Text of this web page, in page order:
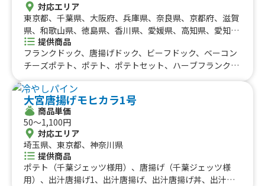
個) 、ミックス 4個入弁当(塩、醤油各2個) 、学割ミックス
弁当、学生限定ご飯大盛無料 メガ盛50円引、学生限定お
弁当全品50円引き、ポテからセット、ポテトフライ、ポテ
トフライ大盛り、チーズボール4個入、パイナップルナタ
デココフレッシュジュース、キウイフルーツナタデココフ
シュジュース、ストロベリーナタデココフレッシュジュー
ス、レモンナタデココフレッシュジュース、ピンクグレー
プフルーツナタデココフレッシュジュース、パイン&パッ
ション&マンゴーナタデココフレッシュジュース、パイナ
ップル&パッションナタデココフレッシュジュース、かき
氷いちご、かき氷メロン、かき氷ブルーハワイ、かき氷抹
茶、かき氷マンゴー、かき氷エメラルドパイン、生ビー
ル、レモンサワー
対応エリア
東京都、千葉県、大阪府、兵庫県、奈良県、京都府、滋賀
県、和歌山県、徳島県、香川県、愛媛県、高知県、愛知
県、岐阜県、北海道、神奈川県、埼玉県、栃木県、静岡
県、三重県、広島県、福岡県、長崎県、茨城県、群馬県、
山梨県、新潟県、富山県、石川県、福井県、長野県、鳥取
宮崎県、鹿児島県
提供商品
フランクドック、唐揚げドック、ビーフドック、ベーコン
チーズポテト、ポテト、ポテトセット、ハーブフランク、
モネード、コーラ、コーヒー、カフェオレ、抹茶オレ、ビ
ール、酎ハイレモン、ノンアルコールビール、果肉入りか
き氷、かき氷、たこ焼き(７個入り)
大宮唐揚げモヒカラ1号
商品単価
50〜1,100円
対応エリア
埼玉県、東京都、神奈川県
提供商品
ポテト（千葉ジェッツ様用）、唐揚げ（千葉ジェッツ様
用）、出汁唐揚げ1、出汁唐揚げ、出汁唐揚げ丼、出汁唐